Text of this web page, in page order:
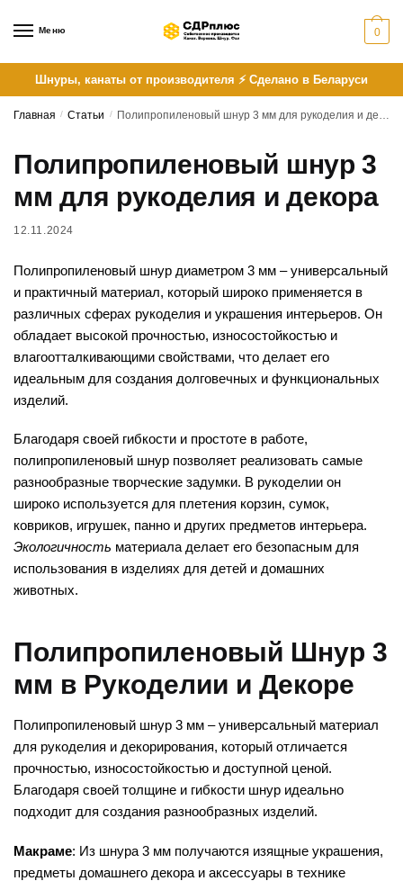
Меню 0
Шнуры, канаты от производителя ⚡ Сделано в Беларуси
Главная / Статьи / Полипропиленовый шнур 3 мм для рукоделия и декора
Полипропиленовый шнур 3
мм для рукоделия и декора
12.11.2024
Полипропиленовый шнур диаметром 3 мм – универсальный
и практичный материал, который широко применяется в
различных сферах рукоделия и украшения интерьеров. Он
обладает высокой прочностью, износостойкостью и
влагоотталкивающими свойствами, что делает его
идеальным для создания долговечных и функциональных
изделий.
Благодаря своей гибкости и простоте в работе,
полипропиленовый шнур позволяет реализовать самые
разнообразные творческие задумки. В рукоделии он
широко используется для плетения корзин, сумок,
ковриков, игрушек, панно и других предметов интерьера.
Экологичность материала делает его безопасным для
использования в изделиях для детей и домашних
животных.
Полипропиленовый Шнур 3
мм в Рукоделии и Декоре
Полипропиленовый шнур 3 мм – универсальный материал
для рукоделия и декорирования, который отличается
прочностью, износостойкостью и доступной ценой.
Благодаря своей толщине и гибкости шнур идеально
подходит для создания разнообразных изделий.
Макраме: Из шнура 3 мм получаются изящные украшения,
предметы домашнего декора и аксессуары в технике